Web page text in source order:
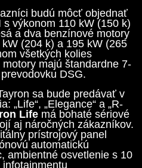
budú môcť objednať
výkonom 110 kW (150 k)
a dva benzínové motory
(204 k) a 195 kW (265
všetkých kolies
majú štandardne 7-
DSG.
sa bude predávať v
„Life“, „Elegance“ a „R-
Life má bohaté sériové
aj náročných zákazníkov.
prístrojový panel
automatickú
ambientné osvetlenie s 10